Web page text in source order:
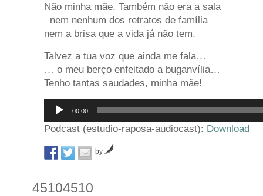
Não minha mãe. Também não era a sala
nem nenhum dos retratos de família
nem a brisa que a vida já não tem.
Talvez a tua voz que ainda me fala…
… o meu berço enfeitado a buganvília…
Tenho tantas saudades, minha mãe!
Reprodutor
áudio
00:00
Podcast (estudio-raposa-audiocast): Download
by
45104510